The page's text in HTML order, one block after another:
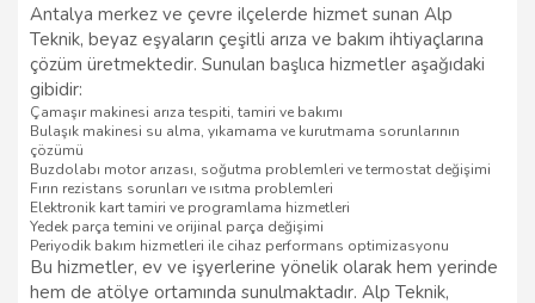
Antalya merkez ve çevre ilçelerde hizmet sunan Alp
Teknik, beyaz eşyaların çeşitli arıza ve bakım ihtiyaçlarına
çözüm üretmektedir. Sunulan başlıca hizmetler aşağıdaki
gibidir:
Çamaşır makinesi arıza tespiti, tamiri ve bakımı
Bulaşık makinesi su alma, yıkamama ve kurutmama sorunlarının
çözümü
Buzdolabı motor arızası, soğutma problemleri ve termostat değişimi
Fırın rezistans sorunları ve ısıtma problemleri
Elektronik kart tamiri ve programlama hizmetleri
Yedek parça temini ve orijinal parça değişimi
Periyodik bakım hizmetleri ile cihaz performans optimizasyonu
Bu hizmetler, ev ve işyerlerine yönelik olarak hem yerinde
hem de atölye ortamında sunulmaktadır. Alp Teknik,